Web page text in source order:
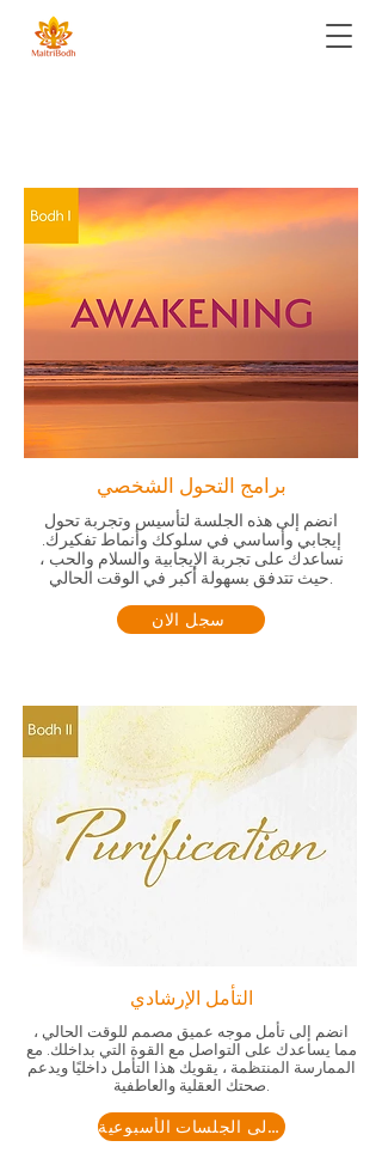
برامج التحول الشخصي
انضم إلى هذه الجلسة لتأسيس وتجربة تحول
إيجابي وأساسي في سلوكك وأنماط تفكيرك.
نساعدك على تجربة الإيجابية والسلام والحب ،
سجل الان
التأمل الإرشادي
انضم إلى تأمل موجه عميق مصمم للوقت الحالي ،
مما يساعدك على التواصل مع القوة التي بداخلك. مع
الممارسة المنتظمة ، يقويك هذا التأمل داخليًا ويدعم
صحتك العقلية والعاطفية.
الانضمام إلى الجلسات الأسبوعية